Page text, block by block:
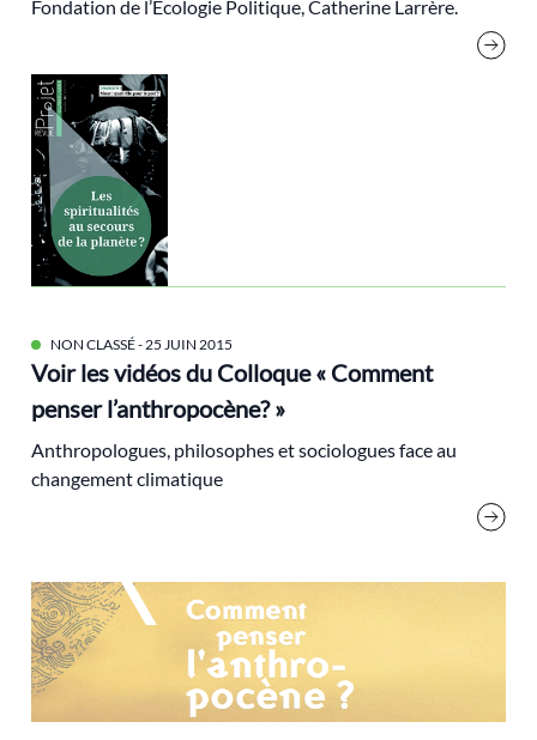
Fondation de l’Ecologie Politique, Catherine Larrère.
NON CLASSÉ- 25 JUIN 2015
Voir les vidéos du Colloque « Comment
penser l’anthropocène? »
Anthropologues, philosophes et sociologues face au
changement climatique
François Bastien
Frémeaux Philippe
Géopolitique
Gilets jaunes
Gorz André
green deal
Green new deal
Grünen
Histoire de l'écologie
imaginaires
Inde
inégalités environnementales
inégalités sociales
Intelligence Artificielle
Journées d'Eté des Ecologistes